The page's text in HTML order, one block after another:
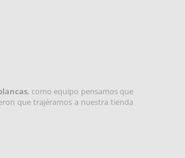
, como equipo pensamos que
que trajéramos a nuestra tienda